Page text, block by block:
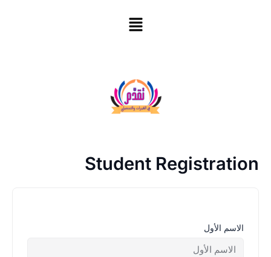
القائمة
Student Registration
الاسم الأول